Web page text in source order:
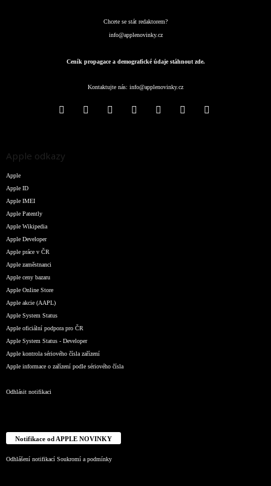
Chcete se stát redaktorem?
info@applenovinky.cz
Ceník propagace a demografické údaje stáhnout zde.
Kontaktujte nás: info@applenovinky.cz
Apple odkazy
Apple
Apple ID
Apple IMEI
Apple Patently
Apple Wikipedia
Apple Developer
Apple práce v ČR
Apple zaměstnanci
Apple ceny bazaru
Apple Online Store
Apple akcie (AAPL)
Apple System Status
Apple oficiální podpora pro ČR
Apple System Status - Developer
Apple kontrola sériového čísla zařízení
Apple informace o zařízení podle sériového čísla
Odhlásit notifikaci
Notifikace od APPLE NOVINKY
Odhlášení notifikací Soukromí a podmínky